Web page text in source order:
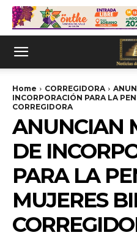
Home CORREGIDORA
INCORPORACIÓN PARA LA
CORREGIDORA
ANUNCIAN
DE
PARA LA
MUJERES